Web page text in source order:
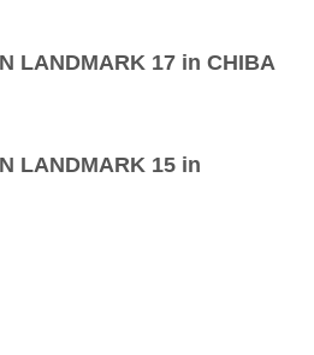
LANDMARK 17 in CHIBA
LANDMARK 15 in